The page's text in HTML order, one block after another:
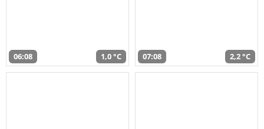
06:08 1,0 °C 07:08 2,2 °C